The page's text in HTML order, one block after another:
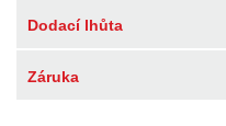
Dodací lhůta
Záruka